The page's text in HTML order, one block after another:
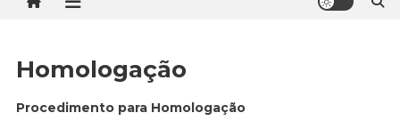
Homologação
Procedimento para Homologação